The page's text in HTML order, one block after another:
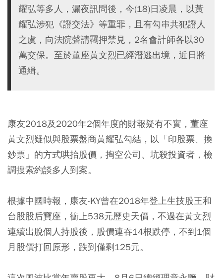
耀弘等多人，漏夜訊問後，今(18)日凌晨，以黃
耀弘涉犯《證交法》等重罪，且有勾串共犯證人
之虞，向法院聲請羈押禁見，2名會計師各以30
萬交保。至於董座黃文烈已經潛逃出境，近日將
通緝。
康友2018及2020年2個年度的財報疑有不實，董座
黃文烈疑似與股票盤商黃耀弘勾結，以「印股票、換
鈔票」的方式哄抬股價，掏空公司、坑殺投資者，檢
調搜索約談多人到案。
根據中國時報，康友-KY曾在2018年登上生技股王和
台股股后寶座，衝上538元歷史天價，不過在黃文烈
連續出脫個人持股後，股價連吞14根跌停，不到1個
月股價打回原形，跌到僅剩125元。